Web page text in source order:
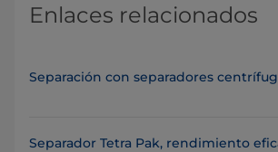
Enlaces relacionados
Separación con separadores
Separador Tetra Pak, rendimiento